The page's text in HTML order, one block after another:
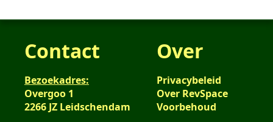
Contact
Bezoekadres:
Overgoo 1
2266 JZ Leidschendam
Over
Privacybeleid
Over RevSpace
Voorbehoud